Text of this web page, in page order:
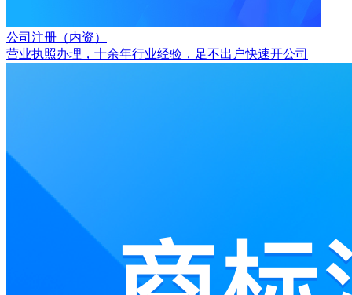
公司注册（内资）
营业执照办理，十余年行业经验，足不出户快速开公司